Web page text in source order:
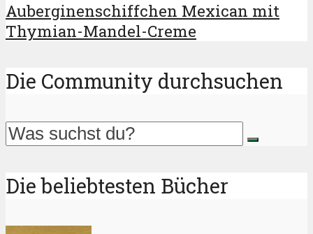
Auberginenschiffchen Mexican mit
Thymian-Mandel-Creme
Die Community durchsuchen
Die beliebtesten Bücher